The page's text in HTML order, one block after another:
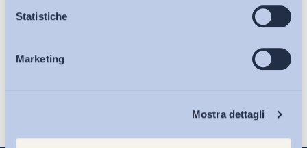
Statistiche
Marketing
Mostra dettagli
Osservatori
Eventi
sulla pagina della
Iscriviti